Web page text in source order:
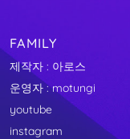
FAMILY
제작자 : 아로스
운영자 : motungi
youtube
instagram